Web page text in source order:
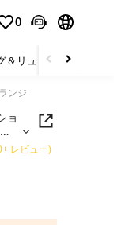
0
＆リュック
ンジ
ョ
レビュー)